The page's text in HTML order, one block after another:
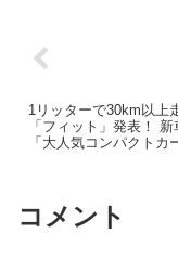
1リッターで30km以上
「フィット」発表！
「大人気コンパクトカ
コメント